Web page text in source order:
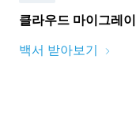
클라우드 마이그레
백서 받아보기